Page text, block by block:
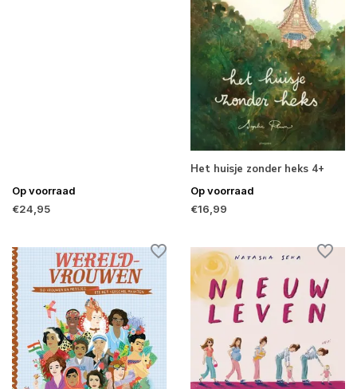
Op voorraad
€24,95
Het huisje zonder heks 4+
Op voorraad
€16,99